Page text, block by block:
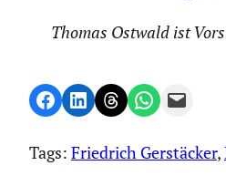
Thomas Ostwald ist
Share on Facebook
Share on LinkedIn
Share on Threads
Share on WhatsApp
Email this Page
Tags: Friedrich Gerstäcker,